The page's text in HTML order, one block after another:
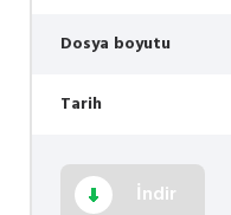
Dosya boyutu
Tarih
İndir